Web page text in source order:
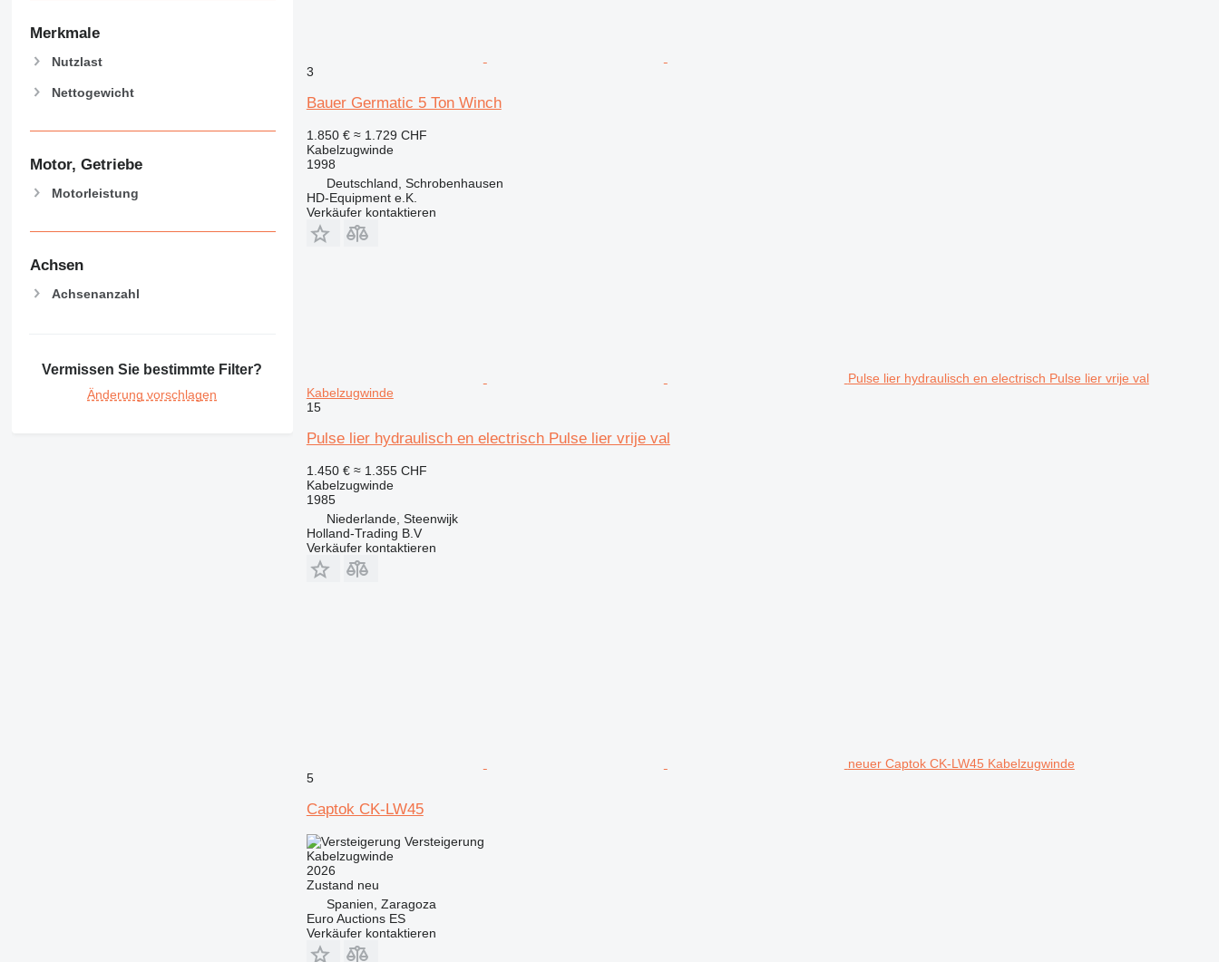
Merkmale
Nutzlast
Nettogewicht
Motor, Getriebe
Motorleistung
Achsen
Achsenanzahl
Vermissen Sie bestimmte Filter?
Änderung vorschlagen
3
Bauer Germatic 5 Ton Winch
1.850 € ≈ 1.729 CHF
Kabelzugwinde
1998
Deutschland, Schrobenhausen
HD-Equipment e.K.
Verkäufer kontaktieren
Pulse lier hydraulisch en electrisch Pulse lier vrije val
Kabelzugwinde
15
Pulse lier hydraulisch en electrisch Pulse lier vrije val
1.450 € ≈ 1.355 CHF
Kabelzugwinde
1985
Niederlande, Steenwijk
Holland-Trading B.V
Verkäufer kontaktieren
neuer Captok CK-LW45 Kabelzugwinde
5
Captok CK-LW45
Versteigerung
Kabelzugwinde
2026
Zustand neu
Spanien, Zaragoza
Euro Auctions ES
Verkäufer kontaktieren